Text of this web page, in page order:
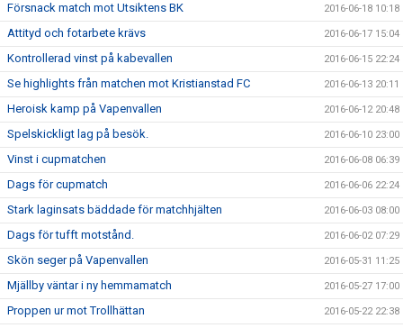
Försnack match mot Utsiktens BK 2016-06-18 10:18
Attityd och fotarbete krävs 2016-06-17 15:04
Kontrollerad vinst på kabevallen 2016-06-15 22:24
Se highlights från matchen mot Kristianstad FC 2016-06-13 20:11
Heroisk kamp på Vapenvallen 2016-06-12 20:48
Spelskickligt lag på besök. 2016-06-10 23:00
Vinst i cupmatchen 2016-06-08 06:39
Dags för cupmatch 2016-06-06 22:24
Stark laginsats bäddade för matchhjälten 2016-06-03 08:00
Dags för tufft motstånd. 2016-06-02 07:29
Skön seger på Vapenvallen 2016-05-31 11:25
Mjällby väntar i ny hemmamatch 2016-05-27 17:00
Proppen ur mot Trollhättan 2016-05-22 22:38